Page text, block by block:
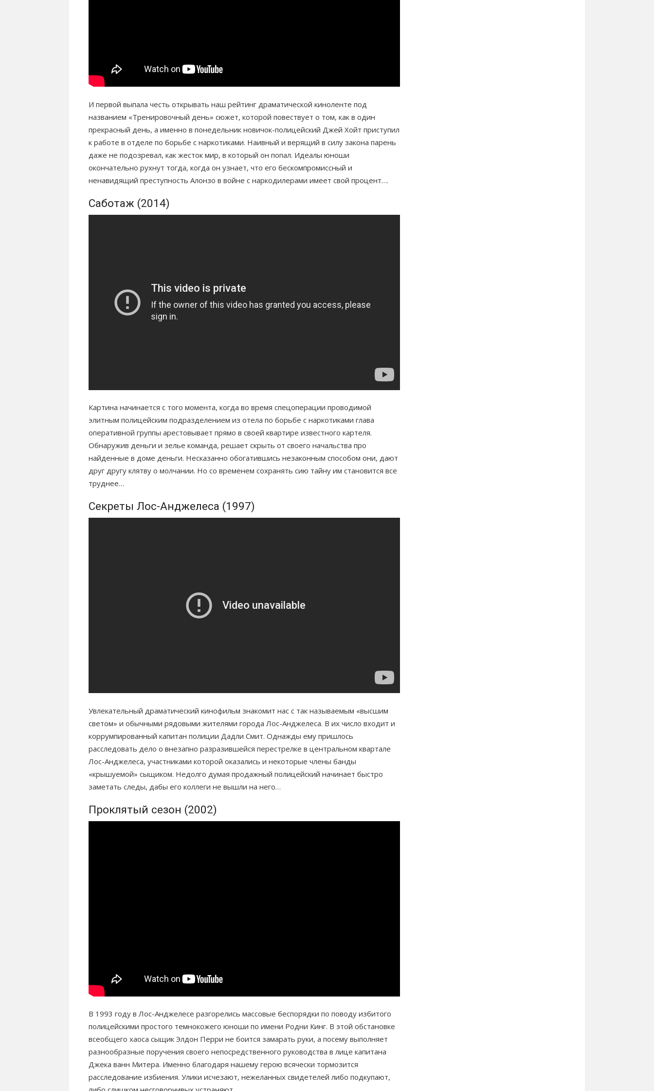
И первой выпала честь открывать наш рейтинг драматической киноленте под
названием «Тренировочный день» сюжет, которой повествует о том, как в один
прекрасный день, а именно в понедельник новичок-полицейский Джей Хойт приступил
к работе в отделе по борьбе с наркотиками. Наивный и верящий в силу закона парень
даже не подозревал, как жесток мир, в который он попал. Идеалы юноши
окончательно рухнут тогда, когда он узнает, что его бескомпромиссный и
ненавидящий преступность Алонзо в войне с наркодилерами имеет свой процент….
Саботаж (2014)
Картина начинается с того момента, когда во время спецоперации проводимой
элитным полицейским подразделением из отела по борьбе с наркотиками глава
оперативной группы арестовывает прямо в своей квартире известного картеля.
Обнаружив деньги и зелье команда, решает скрыть от своего начальства про
найденные в доме деньги. Несказанно обогатившись незаконным способом они, дают
друг другу клятву о молчании. Но со временем сохранять сию тайну им становится все
труднее…
Секреты Лос-Анджелеса (1997)
Увлекательный драматический кинофильм знакомит нас с так называемым «высшим
светом» и обычными рядовыми жителями города Лос-Анджелеса. В их число входит и
коррумпированный капитан полиции Дадли Смит. Однажды ему пришлось
расследовать дело о внезапно разразившейся перестрелке в центральном квартале
Лос-Анджелеса, участниками которой оказались и некоторые члены банды
«крышуемой» сыщиком. Недолго думая продажный полицейский начинает быстро
заметать следы, дабы его коллеги не вышли на него…
Проклятый сезон (2002)
В 1993 году в Лос-Анджелесе разгорелись массовые беспорядки по поводу избитого
полицейскими простого темнокожего юноши по имени Родни Кинг. В этой обстановке
всеобщего хаоса сыщик Элдон Перри не боится замарать руки, а посему выполняет
разнообразные поручения своего непосредственного руководства в лице капитана
Джека ванн Митера. Именно благодаря нашему герою всячески тормозится
расследование избиения. Улики исчезают, нежеланных свидетелей либо подкупают,